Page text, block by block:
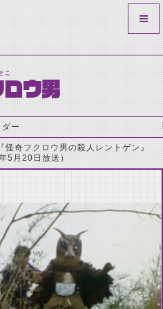
こ
ロウ男
ー
怪奇フクロウ男の殺人レントゲン』
5月20日放送）